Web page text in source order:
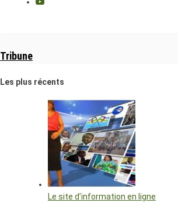
Tribune
Les plus récents
Le site d’information en ligne